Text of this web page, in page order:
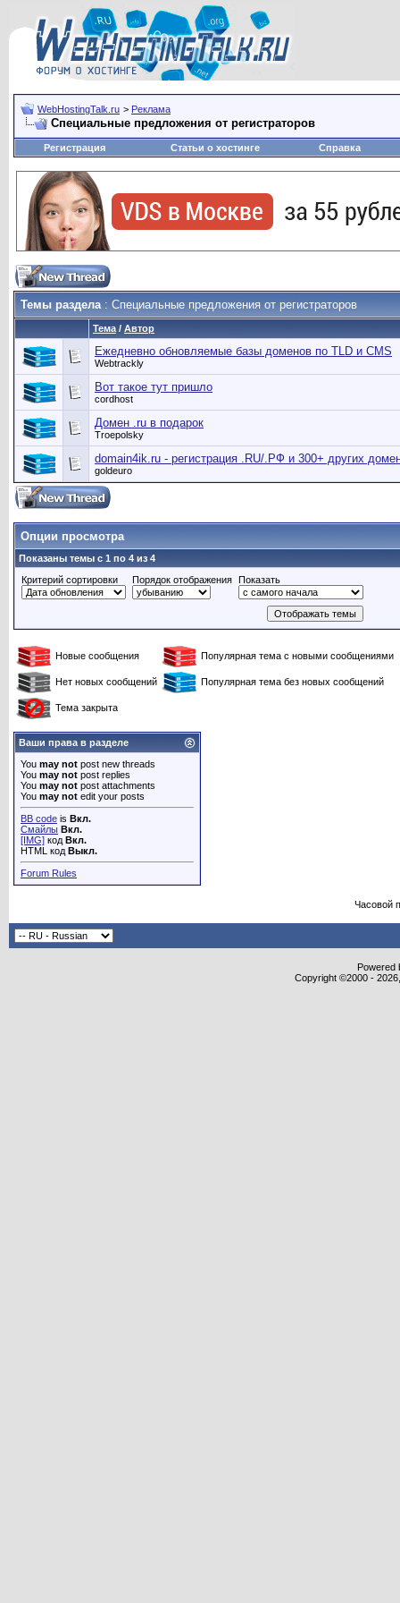
WebHostingTalk.ru > Реклама
Специальные предложения от регистраторов
Регистрация Статьи о хостинге Справка
Темы раздела: Специальные предложения от регистраторов
Тема / Автор
Ежедневно обновляемые базы доменов по TLD и CMS
Webtrackly
Вот такое тут пришло
cordhost
Домен .ru в подарок
Troepolsky
domain4ik.ru - регистрация .RU/.РФ и 300+ других
goldeuro
Опции просмотра
Показаны темы с 1 по 4 из 4
Критерий сортировки
Порядок отображения Показать
Новые сообщения Популярная тема с новыми сообщениями
Нет новых сообщений Популярная тема без новых сообщений
Тема закрыта
Ваши права в разделе
You may not post new threads
You may not post replies
You may not post attachments
You may not edit your posts
BB code is Вкл.
Смайлы Вкл.
[IMG] код Вкл.
HTML код Выкл.
Forum Rules
Часовой
Powered
Copyright ©2000 -